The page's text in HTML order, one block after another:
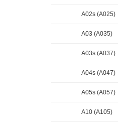
A02s (A025)
A03 (A035)
A03s (A037)
A04s (A047)
A05s (A057)
A10 (A105)